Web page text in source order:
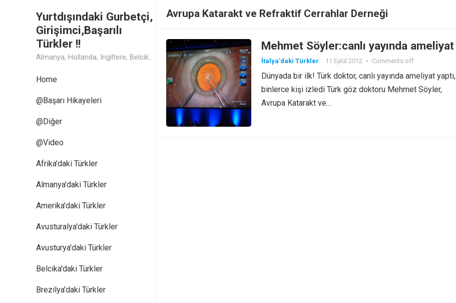
Yurtdışındaki Gurbetçi,
Girişimci,Başarılı
Türkler !!
Almanya, Hollanda, Ingiltere, Belcika, Fransa, Amerika, Cin, Rusya, Isvec, Isvicre, Yunanistan, Kanada, Avusturya Başarılı Muthis Türk lerin Hikaye ve Öykuleri, Turk Isadamlari, Turk Girisimciler, Avrupali Turkler
Home
@Başarı Hikayeleri
@Diğer
@Video
Afrika'daki Türkler
Almanya'daki Türkler
Amerika'daki Türkler
Avusturalya'daki Türkler
Avusturya'daki Türkler
Belcika'daki Türkler
Brezilya'daki Türkler
Avrupa Katarakt ve Refraktif Cerrahlar Derneği
Mehmet Söyler:canlı yayında ameliyat
İtalya'daki Türkler 11 Eylül 2012 • Comments off
Dünyada bir ilk! Türk doktor, canlı yayında ameliyat yaptı,
binlerce kişi izledi Türk göz doktoru Mehmet Söyler,
Avrupa Katarakt ve…